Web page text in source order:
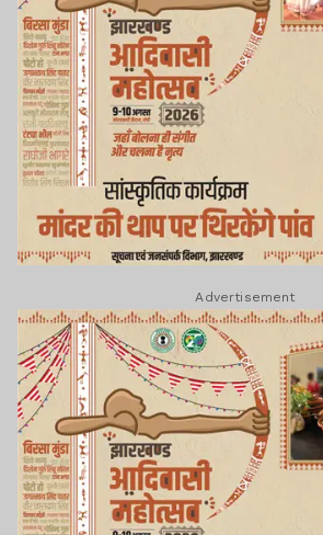
Advertisement